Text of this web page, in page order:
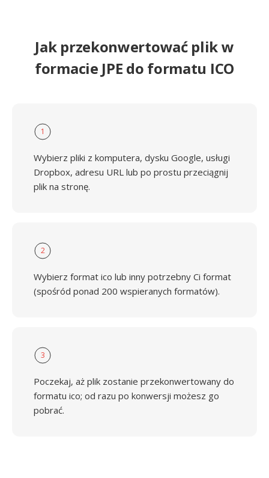
Jak przekonwertować plik w
formacie JPE do formatu ICO
1
Wybierz pliki z komputera, dysku Google, usługi
Dropbox, adresu URL lub po prostu przeciągnij
plik na stronę.
2
Wybierz format ico lub inny potrzebny Ci format
(spośród ponad 200 wspieranych formatów).
3
Poczekaj, aż plik zostanie przekonwertowany do
formatu ico; od razu po konwersji możesz go
pobrać.